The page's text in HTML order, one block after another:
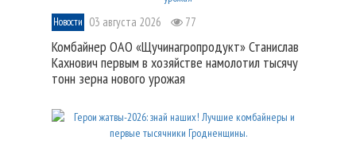
Новости 03 августа 2026 77
Комбайнер ОАО «Щучинагропродукт» Станислав
Кахнович первым в хозяйстве намолотил тысячу
тонн зерна нового урожая